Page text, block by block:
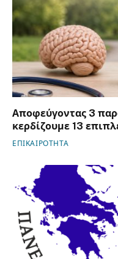
Αποφεύγοντας 3
κερδίζουμε 13
ΕΠΙΚΑΙΡΟΤΗΤΑ